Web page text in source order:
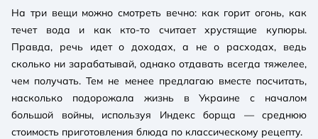
На три вещи можно смотреть вечно: как горит огонь, как
течет вода и как кто-то считает хрустящие купюры.
Правда, речь идет о доходах, а не о расходах, ведь
сколько ни зарабатывай, однако отдавать всегда тяжелее,
чем получать. Тем не менее предлагаю вместе посчитать,
насколько подорожала жизнь в Украине с началом
большой войны, используя Индекс борща — среднюю
стоимость приготовления блюда по классическому рецепту.